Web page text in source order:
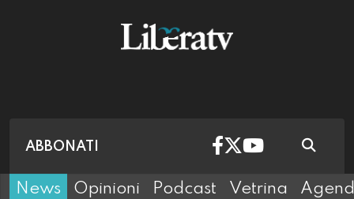
ABBONATI
News Opinioni Podcast Vetrina